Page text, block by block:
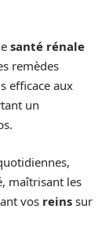
santé rénale
remèdes
efficace aux
un
maîtrisant les
vos reins sur